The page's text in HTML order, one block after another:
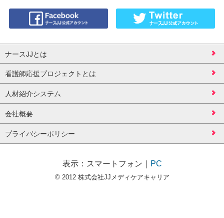
ナースJJとは
看護師応援プロジェクトとは
人材紹介システム
会社概要
プライバシーポリシー
表示： スマートフォン PC
© 2012 株式会社JJメディケアキャリア